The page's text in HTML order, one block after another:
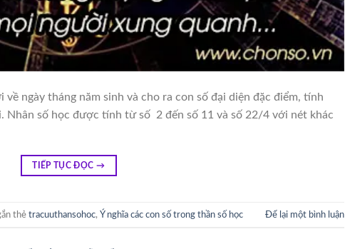
ngày tháng năm sinh và cho ra con số đại diện đặc điểm, tính
Nhân số học được tính từ số 2 đến số 11 và số 22/4 với nét khác
TIẾP TỤC ĐỌC →
thẻ tracuuthansohoc, Ý nghĩa các con số trong thần số học Để lại một bình luận